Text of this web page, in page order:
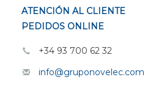
ATENCIÓN AL CLIENTE
PEDIDOS ONLINE
+34 93 700 62 32
info@gruponovelec.com